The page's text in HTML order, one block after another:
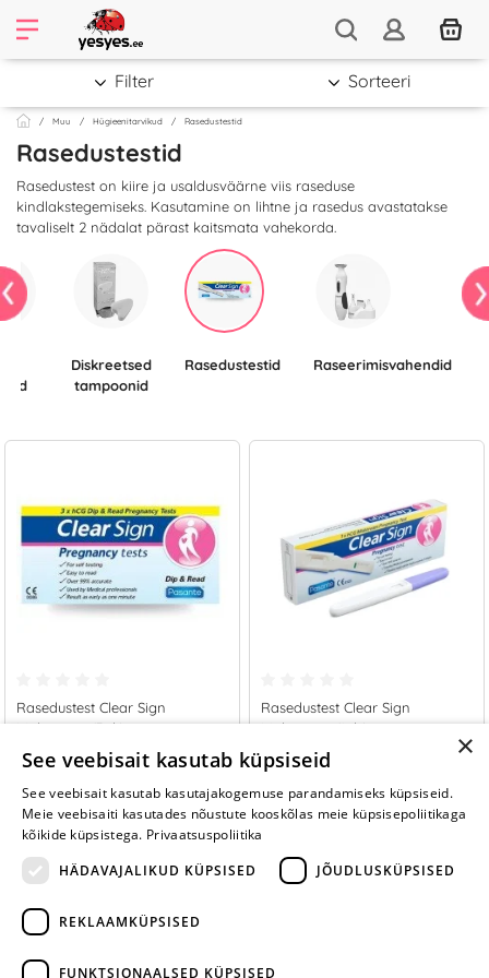
Muu Hügieenitarvikud Rasedustestid
Filter Sorteeri
Rasedustestid
Rasedustest on kiire ja usaldusväärne viis raseduse
kindlakstegemiseks. Kasutamine on lihtne ja rasedus avastatakse
tavaliselt 2 nädalat pärast kaitsmata vahekorda.
Diskreetsed
tampoonid
Rasedustestid Raseerimisvahendid
Rasedustest Clear Sign
Midstream (3 tk)
2.49 €
LISA OSTUKORVI
Rasedustest Clear Sign
Midstream (1 tk.)
1.65 €
LISA OSTUKORVI
×
See veebisait kasutab küpsiseid
See veebisait kasutab kasutajakogemuse parandamiseks küpsiseid.
Meie veebisaiti kasutades nõustute kooskõlas meie küpsisepoliitikaga
kõikide küpsistega. Privaatsuspoliitika
HÄDAVAJALIKUD KÜPSISED
JÕUDLUSKÜPSISED
REKLAAMKÜPSISED
FUNKTSIONAALSED KÜPSISED